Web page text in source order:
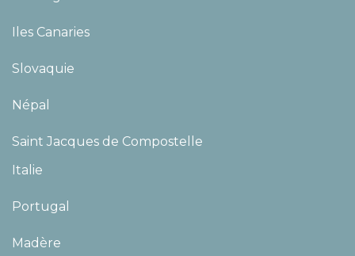
Iles Canaries
Slovaquie
Népal
Saint Jacques de Compostelle
Italie
Portugal
Madère